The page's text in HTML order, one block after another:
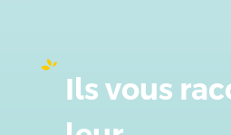
Ils vous